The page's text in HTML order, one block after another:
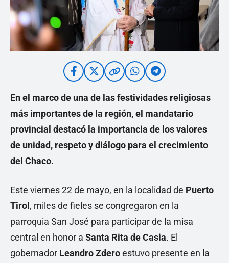
En el marco de una de las festividades religiosas
más importantes de la región, el mandatario
provincial destacó la importancia de los valores
de unidad, respeto y diálogo para el crecimiento
del Chaco.
Este viernes 22 de mayo, en la localidad de Puerto
Tirol , miles de fieles se congregaron en la
parroquia San José para participar de la misa
central en honor a Santa Rita de Casia. El
gobernador Leandro Zderoestuvo presente en la